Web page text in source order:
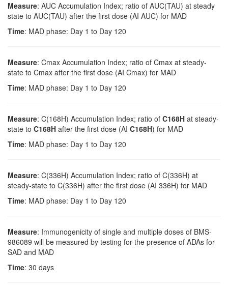
Measure: AUC Accumulation Index; ratio of AUC(TAU) at steady
state to AUC(TAU) after the first dose (AI AUC) for MAD
Time: MAD phase: Day 1 to Day 120
Measure: Cmax Accumulation Index; ratio of Cmax at steady-
state to Cmax after the first dose (AI Cmax) for MAD
Time: MAD phase: Day 1 to Day 120
Measure: C(168H) Accumulation Index; ratio of C168H at steady-
state to C168H after the first dose (AI C168H) for MAD
Time: MAD phase: Day 1 to Day 120
Measure: C(336H) Accumulation Index; ratio of C(336H) at
steady-state to C(336H) after the first dose (AI 336H) for MAD
Time: MAD phase: Day 1 to Day 120
Measure: Immunogenicity of single and multiple doses of BMS-
986089 will be measured by testing for the presence of ADAs for
SAD and MAD
Time: 30 days